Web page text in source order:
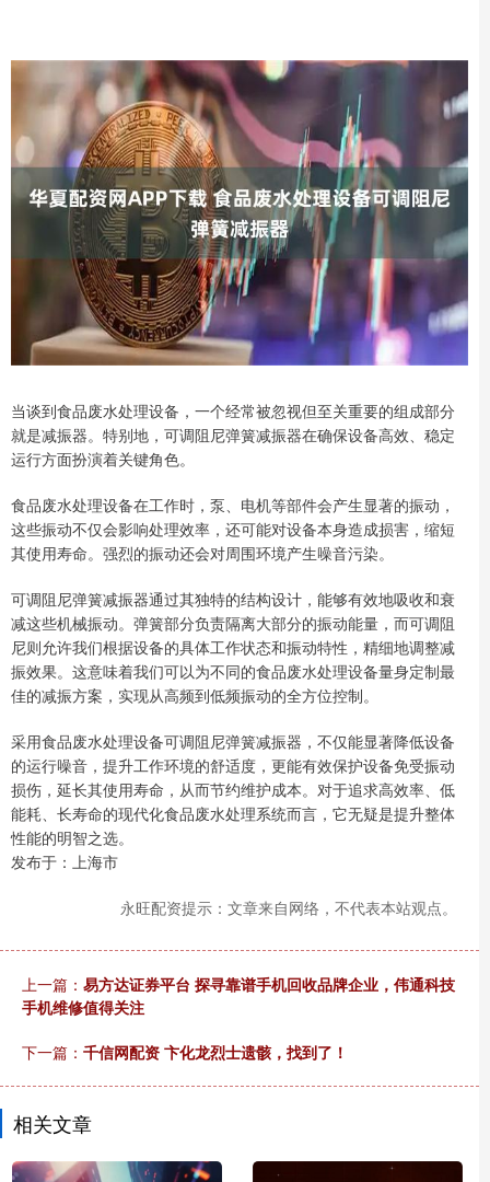
当谈到食品废水处理设备，一个经常被忽视但至关重要的组成部分
就是减振器。特别地，可调阻尼弹簧减振器在确保设备高效、稳定
运行方面扮演着关键角色。
食品废水处理设备在工作时，泵、电机等部件会产生显著的振动，
这些振动不仅会影响处理效率，还可能对设备本身造成损害，缩短
其使用寿命。强烈的振动还会对周围环境产生噪音污染。
可调阻尼弹簧减振器通过其独特的结构设计，能够有效地吸收和衰
减这些机械振动。弹簧部分负责隔离大部分的振动能量，而可调阻
尼则允许我们根据设备的具体工作状态和振动特性，精细地调整减
振效果。这意味着我们可以为不同的食品废水处理设备量身定制最
佳的减振方案，实现从高频到低频振动的全方位控制。
采用食品废水处理设备可调阻尼弹簧减振器，不仅能显著降低设备
的运行噪音，提升工作环境的舒适度，更能有效保护设备免受振动
损伤，延长其使用寿命，从而节约维护成本。对于追求高效率、低
能耗、长寿命的现代化食品废水处理系统而言，它无疑是提升整体
性能的明智之选。
发布于：上海市
永旺配资提示：文章来自网络，不代表本站观点。
上一篇： 易方达证券平台 探寻靠谱手机回收品牌企业，伟通科技
手机维修值得关注
下一篇： 千信网配资 卞化龙烈士遗骸，找到了！
相关文章